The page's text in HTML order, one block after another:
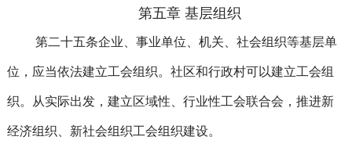
第五章 基层组织
第二十五条企业、事业单位、机关、社会组织等基层单
位，应当依法建立工会组织。社区和行政村可以建立工会组
织。从实际出发，建立区域性、行业性工会联合会，推进新
经济组织、新社会组织工会组织建设。